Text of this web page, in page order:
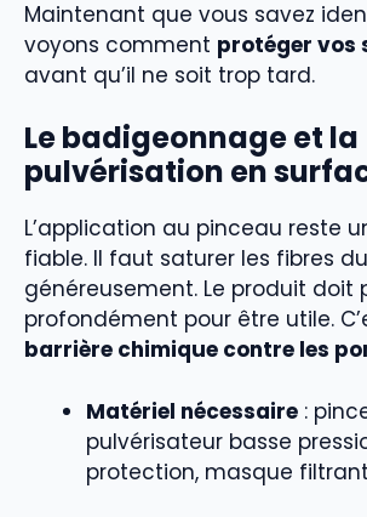
Maintenant que vous savez
voyons comment protéger vos
avant qu’il ne soit trop tard.
Le badigeonnage et la
pulvérisation en
L’application au pinceau reste
fiable. Il faut saturer les fibres
généreusement. Le produit doit
profondément pour être utile.
barrière chimique contre les
Matériel nécessaire :
pulvérisateur basse
protection, masque filtrant